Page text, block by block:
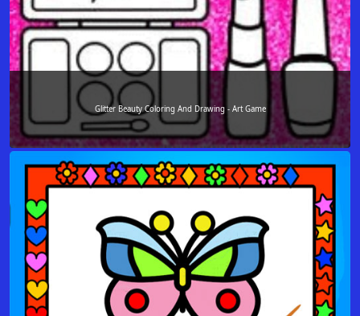
Glitter Beauty Coloring And Drawing - Art Game